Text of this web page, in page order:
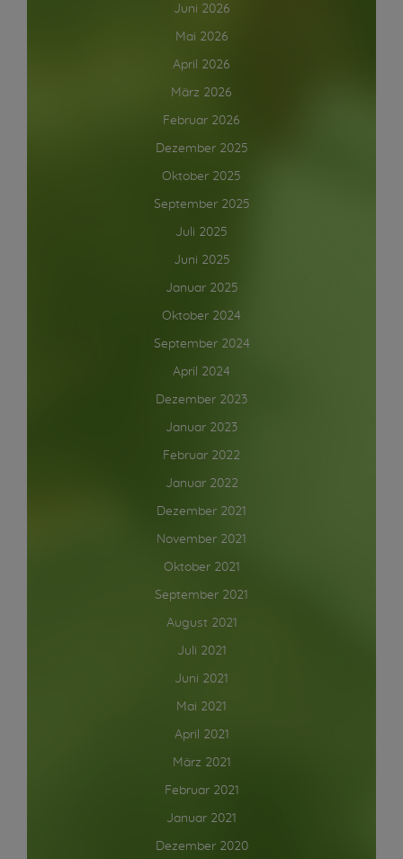
Juni 2026
Mai 2026
April 2026
März 2026
Februar 2026
Dezember 2025
Oktober 2025
September 2025
Juli 2025
Juni 2025
Januar 2025
Oktober 2024
September 2024
April 2024
Dezember 2023
Januar 2023
Februar 2022
Januar 2022
Dezember 2021
November 2021
Oktober 2021
September 2021
August 2021
Juli 2021
Juni 2021
Mai 2021
April 2021
März 2021
Februar 2021
Januar 2021
Dezember 2020